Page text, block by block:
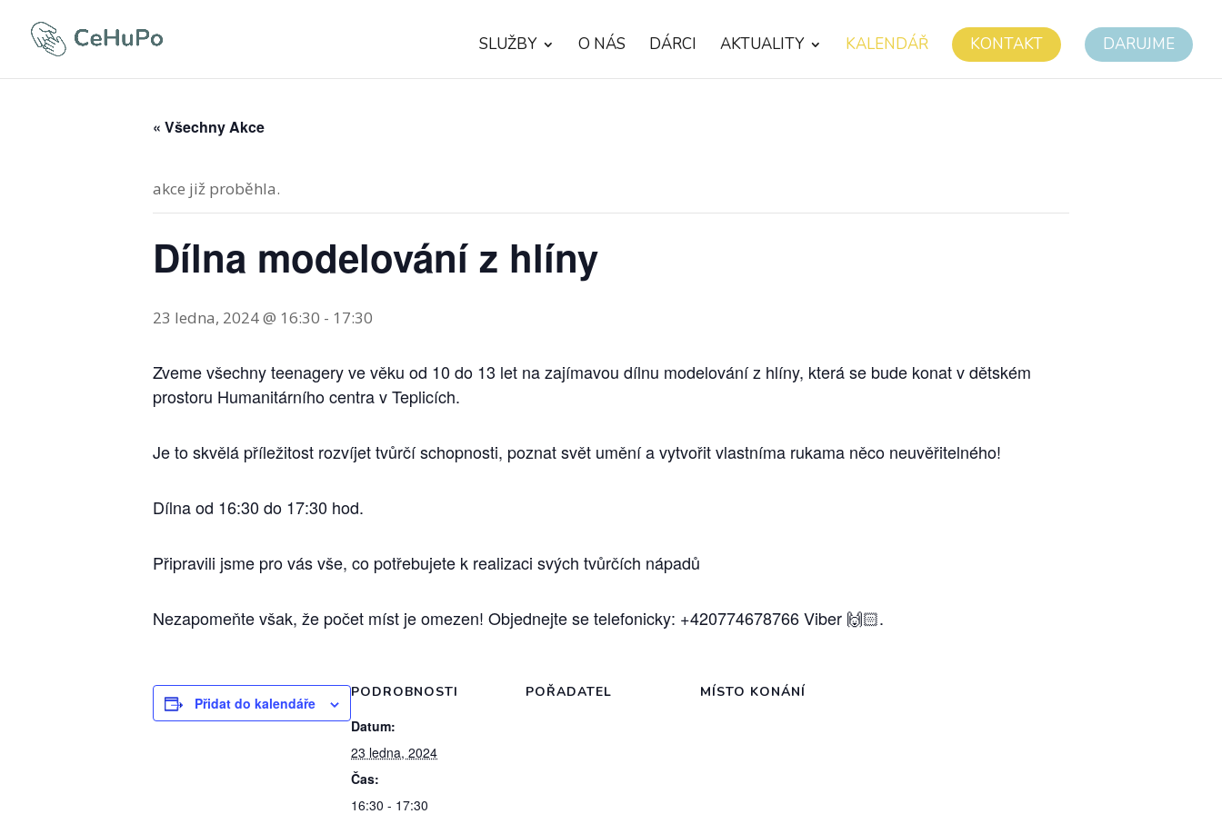
SLUŽBY O NÁS DÁRCI AKTUALITY KALENDÁŘ KONTAKT DARUJME
« Všechny Akce
akce již proběhla.
Dílna modelování z hlíny
23 ledna, 2024 @ 16:30 - 17:30
Zveme všechny teenagery ve věku od 10 do 13 let na zajímavou dílnu modelování z hlíny, která se bude konat v dětském
prostoru Humanitárního centra v Teplicích.
Je to skvělá příležitost rozvíjet tvůrčí schopnosti, poznat svět umění a vytvořit vlastníma rukama něco neuvěřitelného!
Dílna od 16:30 do 17:30 hod.
Připravili jsme pro vás vše, co potřebujete k realizaci svých tvůrčích nápadů
Nezapomeňte však, že počet míst je omezen! Objednejte se telefonicky: +420774678766 Viber 🙌🏻.
Přidat do kalendáře
PODROBNOSTI
Datum:
23 ledna, 2024
Čas:
16:30 - 17:30
POŘADATEL MÍSTO KONÁNÍ